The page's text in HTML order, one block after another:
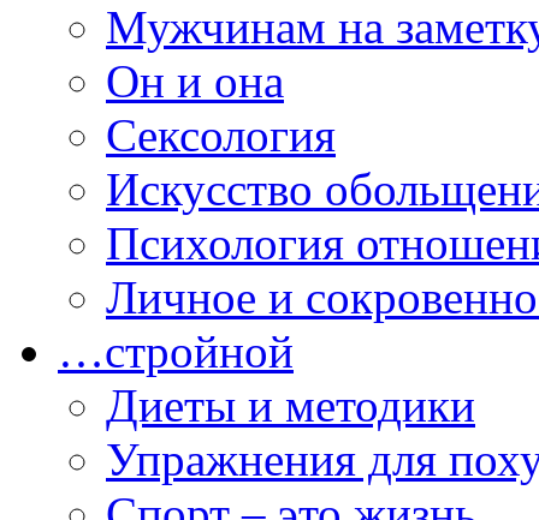
Мужчинам на
Он и она
Сексология
Искусство
Психология
Личное и
…стройной
Диеты и методики
Упражнения для